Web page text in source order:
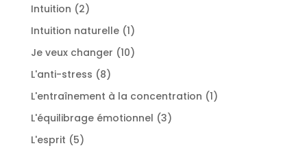
Intuition 22
produits
Intuition naturelle 11
produit
Je veux changer 1010
L'anti-stress 88
produits
L'entraînement à la concentration 11
L'équilibrage émotionnel 33
L'esprit 55